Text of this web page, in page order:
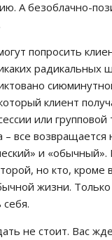
А безоблачно-
попросить
радикальных
клиент
или
все
и
но кто, кроме
жизни.
не стоит. Вас